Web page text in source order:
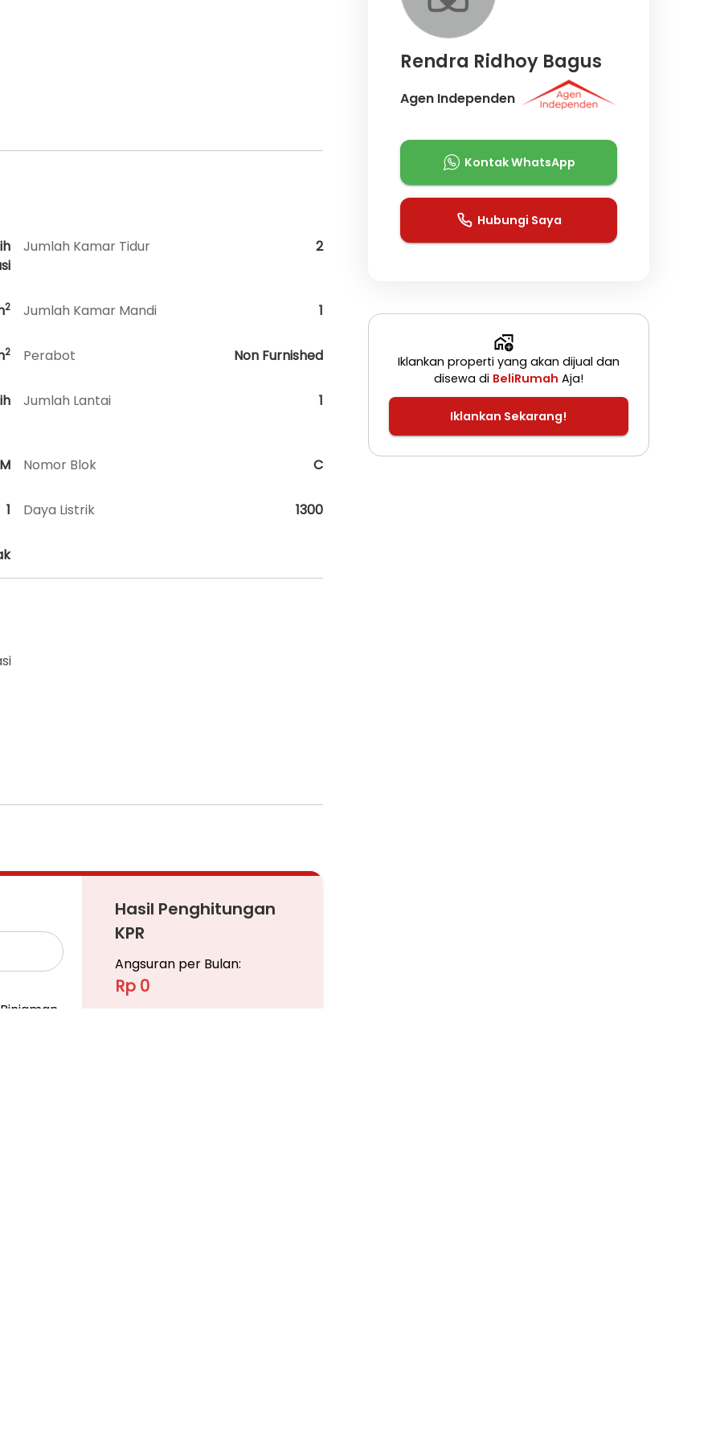
Jumlah Kamar Tidur 2
2 Jumlah Kamar Mandi 1
2 Perabot Non Furnished
Jumlah Lantai 1
Nomor Blok C
1 Daya Listrik 1300
Hasil Penghitungan
KPR
Angsuran per Bulan:
Rp 0
Rendra Ridhoy Bagus
Agen Independen
Kontak WhatsApp
Hubungi Saya
Iklankan properti yang akan dijual dan
disewa di BeliRumah Aja!
Iklankan Sekarang!